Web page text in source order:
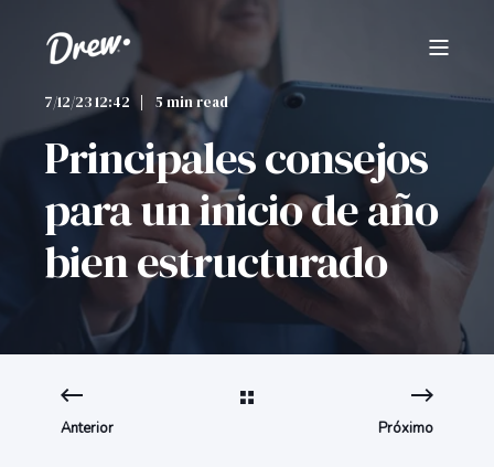
7/12/23 12:42 5 min read
Principales consejos
para un inicio de año
bien estructurado
Anterior Próximo